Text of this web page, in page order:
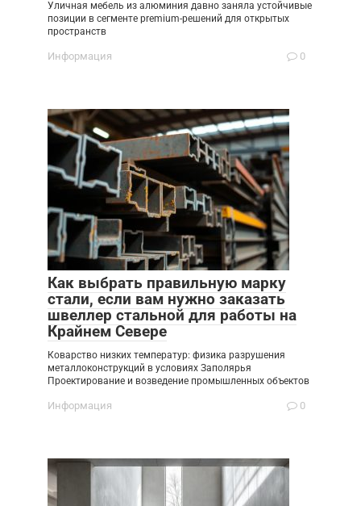
Уличная мебель из алюминия давно заняла устойчивые
позиции в сегменте premium-решений для открытых
пространств
Информация 0
Как выбрать правильную марку
стали, если вам нужно заказать
швеллер стальной для работы на
Крайнем Севере
Коварство низких температур: физика разрушения
металлоконструкций в условиях Заполярья
Проектирование и возведение промышленных объектов
Информация 0